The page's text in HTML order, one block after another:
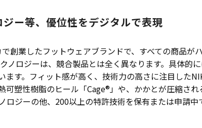
ジー等、優位性をデジタルで表現
創業したフットウェアブランドで、すべての商品
ノロジーは、競合製品とは全く異なります。具体的
す。フィット感が高く、技術力の高さに注目した
可塑性樹脂のヒール「Cage®」や、かかとが圧縮さ
ロジーの他、200以上の特許技術を保有または申請